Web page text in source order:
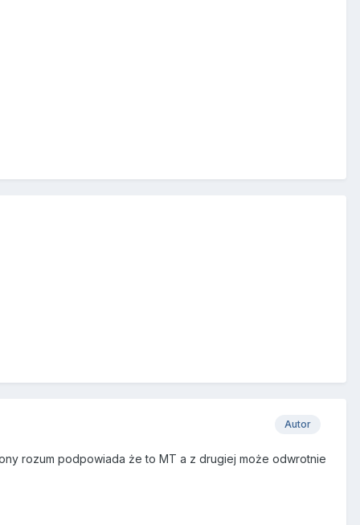
Autor
rozum podpowiada że to MT a z drugiej może odwrotnie